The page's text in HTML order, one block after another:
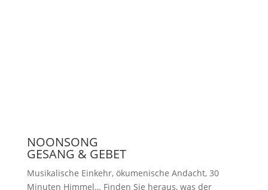
NOONSONG
GESANG & GEBET
Musikalische Einkehr, ökumenische Andacht, 30
Minuten Himmel… Finden Sie heraus, was der